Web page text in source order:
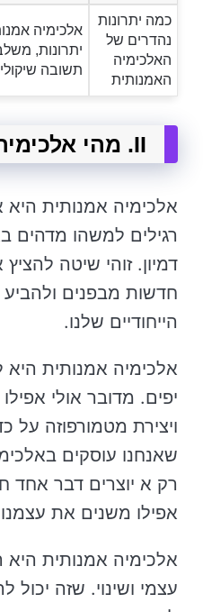
כמה יתרונות
נהדרים של
האלכימיה
האמנותית
אלכימיה
יתרונות,
תשובה
II. מהי אלכימיה אמנותית?
אלכימיה אמנותית
רגילים למשהו מדהים
דמיון. זוהי שיטה
חדשות מבפנים ולהביע
הייחודיים שלנו.
אלכימיה אמנותית היא
יפים. מדובר אולי
ויצירת מטמורפוזה על
שאנחנו עוסקים
רק א יוצרים דבר אחד
אפילו משנים את
אלכימיה אמנותית
עצמי ושינוי. שזה יכול